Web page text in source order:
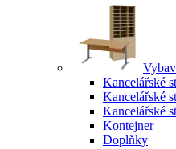
Kancelářské
Kancelářské
Kancelářské
Kontejner
Doplňky